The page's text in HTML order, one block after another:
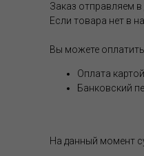
Заказ отправляем
Если товара нет в
Вы можете
Оплата
Банковский
На данный момент